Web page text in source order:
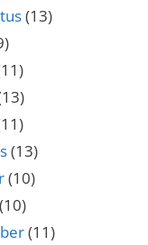
(13)
(13)
(10)
(10)
(11)